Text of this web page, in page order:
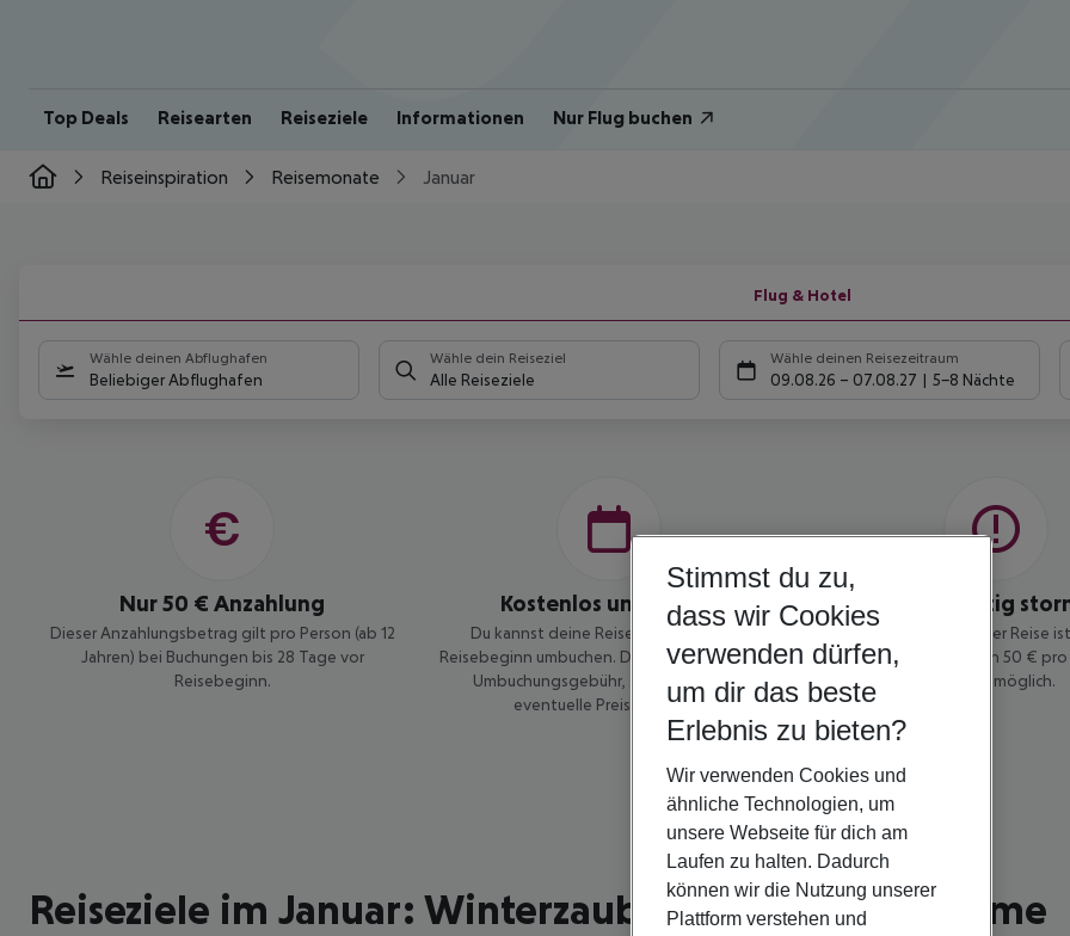
Top Deals Reisearten Reiseziele Informationen Nur Flug buchen
Reiseinspiration Reisemonate Januar
JANUAR
Neues Jahr, neue
Flug & Hotel
Wähle deinen Abflughafen
Beliebiger Abflughafen
Wähle dein Reiseziel
Alle Reiseziele
Wähle deinen Reisezeitraum
09.08.26 – 07.08.27 5-8 Nächte
Nur 50 € Anzahlung
Dieser Anzahlungsbetrag gilt pro Person (ab 12
Jahren) bei Buchungen bis 28 Tage vor
Reisebeginn.
Kostenlos umbuchen
Du kannst deine Reise bis 14 Tage vor
Reisebeginn umbuchen. Dabei zahlst du keine
Umbuchungsgebühr, sondern nur die
eventuelle Preisdifferenz.
Kostengünstig
Eine Stornierung deiner Reise
vor Reisebeginn gegen 50 € pro
Jahren) möglich.
Reiseziele im Januar: Winterzauber und Sonnenträume
Stimmst du zu,
dass wir Cookies
verwenden dürfen,
um dir das beste
Erlebnis zu bieten?
Wir verwenden Cookies und
ähnliche Technologien, um
unsere Webseite für dich am
Laufen zu halten. Dadurch
können wir die Nutzung unserer
Plattform verstehen und